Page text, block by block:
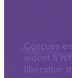
Conçues
aident à
libération